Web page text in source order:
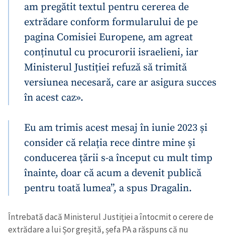
am pregătit textul pentru cererea de
extrădare conform formularului de pe
pagina Comisiei Europene, am agreat
conținutul cu procurorii israelieni, iar
Ministerul Justiției refuză să trimită
versiunea necesară, care ar asigura succes
în acest caz».
Eu am trimis acest mesaj în iunie 2023 și
consider că relația rece dintre mine și
conducerea țării s-a început cu mult timp
înainte, doar că acum a devenit publică
pentru toată lumea”, a spus Dragalin.
Întrebată dacă Ministerul Justiției a întocmit o cerere de
extrădare a lui Șor greșită, șefa PA a răspuns că nu